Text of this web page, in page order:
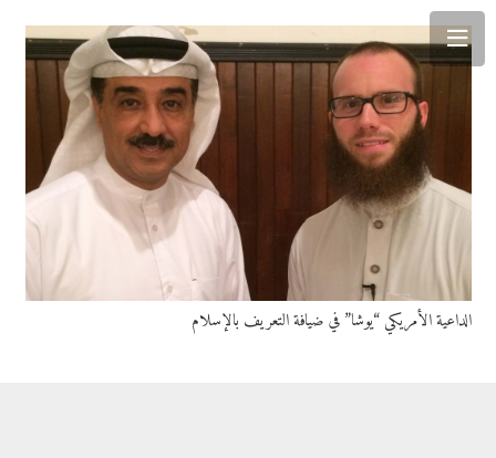
الداعية الأمريكي “يوشا” في ضيافة التعريف بالإسلام